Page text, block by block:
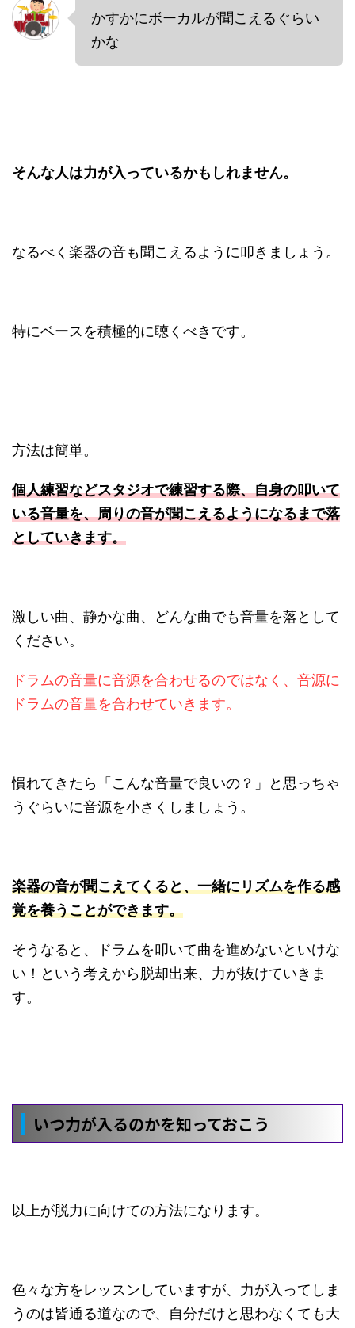
かすかにボーカルが聞こえるぐらい
かな
そんな人は力が入っているかもしれません。
なるべく楽器の音も聞こえるように叩きましょう。
特にベースを積極的に聴くべきです。
方法は簡単。
個人練習などスタジオで練習する際、自身の叩いて
いる音量を、周りの音が聞こえるようになるまで落
としていきます。
激しい曲、静かな曲、どんな曲でも音量を落として
ください。
ドラムの音量に音源を合わせるのではなく、音源に
ドラムの音量を合わせていきます。
慣れてきたら「こんな音量で良いの？」と思っちゃ
うぐらいに音源を小さくしましょう。
楽器の音が聞こえてくると、一緒にリズムを作る感
覚を養うことができます。
そうなると、ドラムを叩いて曲を進めないといけな
い！という考えから脱却出来、力が抜けていきま
す。
いつ力が入るのかを知っておこう
以上が脱力に向けての方法になります。
色々な方をレッスンしていますが、力が入ってしま
うのは皆通る道なので、自分だけと思わなくても大